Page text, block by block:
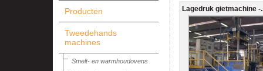
Producten
Tweedehands
machines
Smelt- en warmhoudovens
Lagedruk gietmachine -